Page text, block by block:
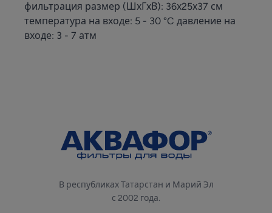
фильтрация размер (ШхГхВ): 36х25х37 см
температура на входе: 5 - 30 °C давление на
входе: 3 - 7 атм
В республиках Татарстан и Марий Эл
с 2002 года.